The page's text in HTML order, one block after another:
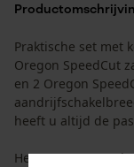
Praktische set met
Oregon SpeedCut
en 2 Oregon
heeft u altijd de
Het Oregon